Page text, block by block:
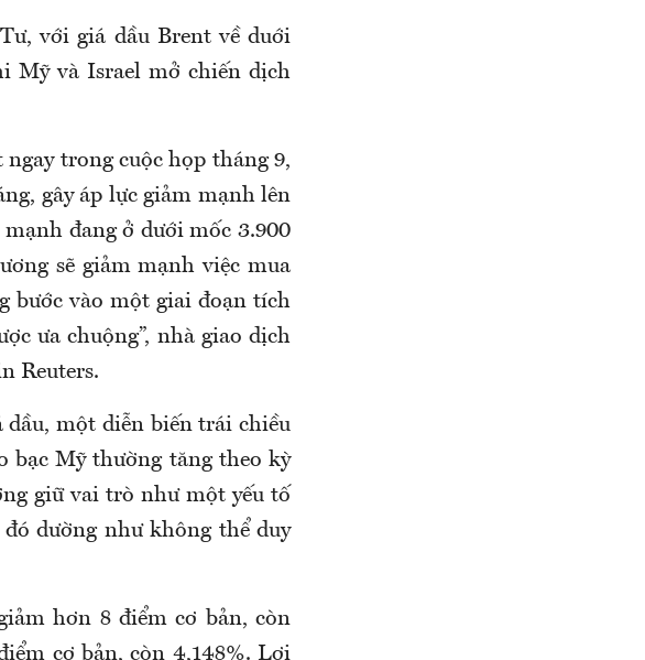
với giá dầu Brent về duới
Mỹ và Israel mở chiến dịch
trong cuộc họp tháng 9,
gây áp lực giảm mạnh lên
đang ở dưới mốc 3.900
sẽ giảm mạnh việc mua
bước vào một giai đoạn tích
ưa chuộng”, nhà giao dịch
Reuters.
một diễn biến trái chiều
bạc Mỹ thường tăng theo kỳ
giữ vai trò như một yếu tố
dường như không thể duy
hơn 8 điểm cơ bản, còn
cơ bản, còn 4,148%. Lợi